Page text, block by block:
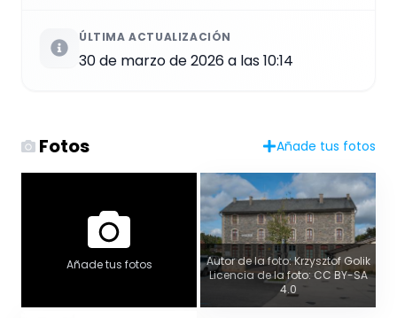
ÚLTIMA ACTUALIZACIÓN
30 de marzo de 2026 a las 10:14
Fotos Añade tus fotos
Añade tus fotos
Autor de la foto: Krzysztof Golik
Licencia de la foto: CC BY-SA
4.0